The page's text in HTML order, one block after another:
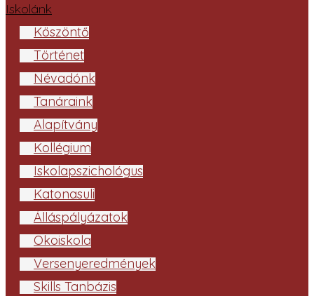
Iskolánk
Köszöntő
Történet
Névadónk
Tanáraink
Alapítvány
Kollégium
Iskolapszichológus
Katonasuli
Álláspályázatok
Ökoiskola
Versenyeredmények
Skills Tanbázis